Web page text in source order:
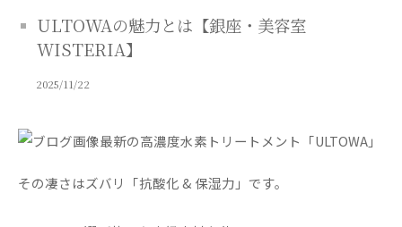
ULTOWAの魅力とは【銀座・美容室
WISTERIA】
2025/11/22
最新の高濃度水素トリートメント「ULTOWA」
その凄さはズバリ「抗酸化 & 保湿力」です。